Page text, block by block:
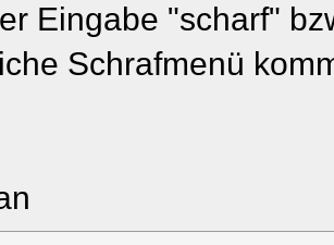
Eingabe "scharf"
Schrafmenü